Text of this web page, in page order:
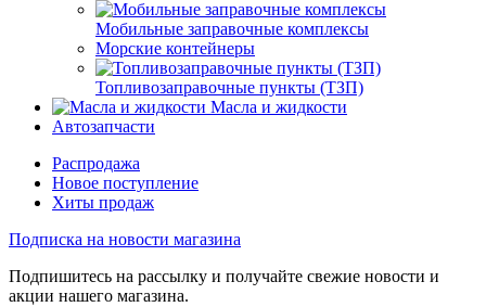
Мобильные заправочные комплексы
Морские контейнеры
Топливозаправочные пункты (ТЗП)
Масла и жидкости
Автозапчасти
Распродажа
Новое поступление
Хиты продаж
Подписка на новости магазина
Подпишитесь на рассылку и получайте свежие новости и
акции нашего магазина.